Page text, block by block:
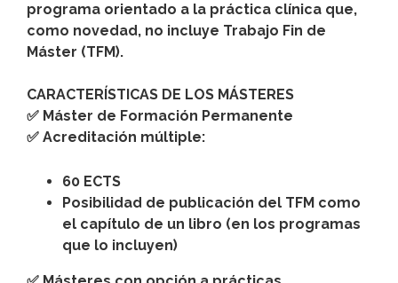
programa orientado a la práctica clínica que,
como novedad, no incluye Trabajo Fin de
Máster (TFM).
CARACTERÍSTICAS DE LOS MÁSTERES
✅ Máster de Formación Permanente
✅ Acreditación múltiple:
60 ECTS
Posibilidad de publicación del TFM como
el capítulo de un libro (en los programas
que lo incluyen)